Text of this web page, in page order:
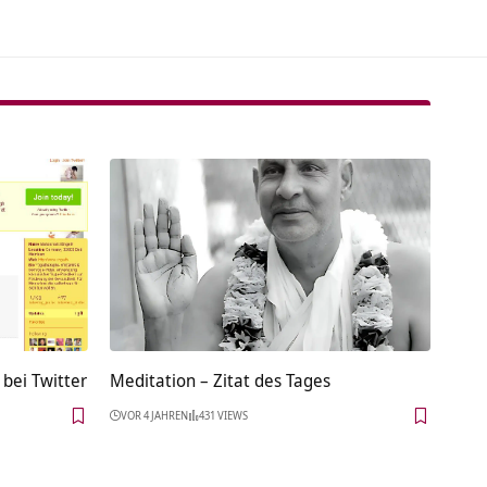
bei Twitter Meditation – Zitat des Tages
VOR 4 JAHREN 431 VIEWS